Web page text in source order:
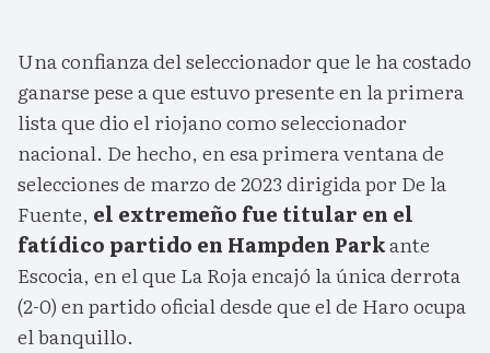
Una confianza del seleccionador que le ha costado
ganarse pese a que estuvo presente en la primera
lista que dio el riojano como seleccionador
nacional. De hecho, en esa primera ventana de
selecciones de marzo de 2023 dirigida por De la
Fuente, el extremeño fue titular en el
fatídico partido en Hampden Parkante
Escocia, en el que La Roja encajó la única derrota
(2-0) en partido oficial desde que el de Haro ocupa
el banquillo.